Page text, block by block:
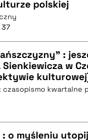
polskiej
37
:
w
czasopismo kwartalne
o myśleniu